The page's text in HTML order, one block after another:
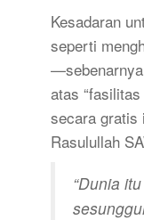
Kesadaran
seperti
atas
secara gratis
Rasulullah
“Dunia